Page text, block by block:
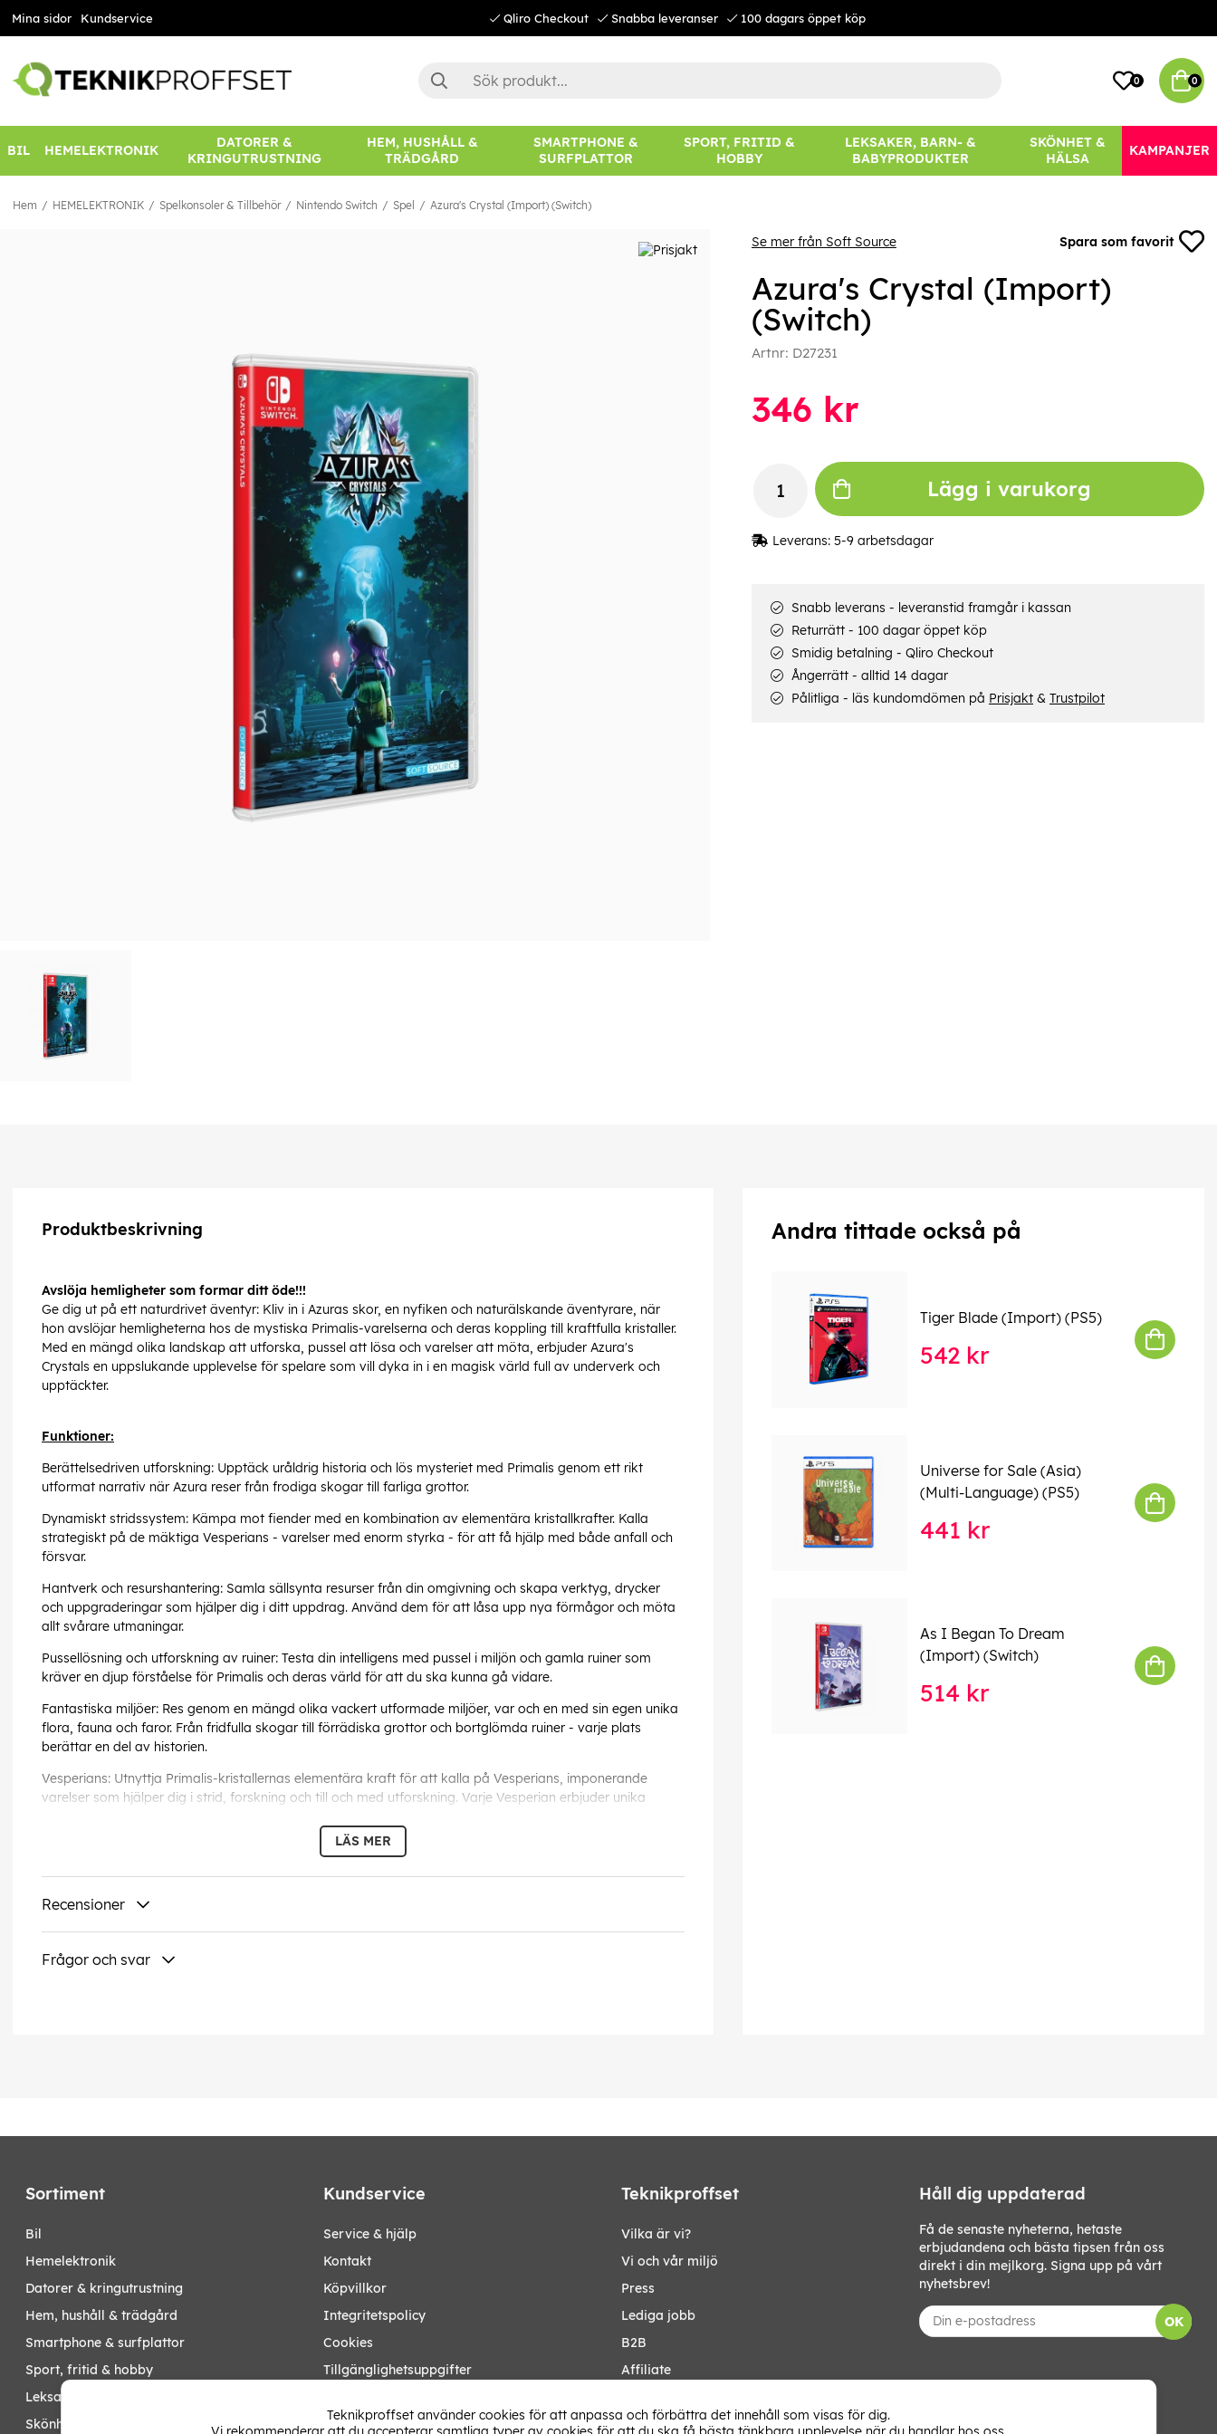
Mina sidor Kundservice Qliro Checkout Snabba leveranser 100 dagars öppet köp
0 0
BIL HEMELEKTRONIK
DATORER &
KRINGUTRUSTNING
HEM, HUSHÅLL &
TRÄDGÅRD
SMARTPHONE &
SURFPLATTOR
SPORT, FRITID &
HOBBY
LEKSAKER, BARN- &
BABYPRODUKTER
SKÖNHET &
HÄLSA
KAMPANJER
Hem HEMELEKTRONIK Spelkonsoler & Tillbehör Nintendo Switch Spel Azura's Crystal (Import) (Switch)
Se mer från Soft Source Spara som favorit
Azura's Crystal (Import)
(Switch)
Artnr: D27231
346 kr
Lägg i varukorg
Leverans: 5-9 arbetsdagar
Snabb leverans - leveranstid framgår i kassan
Returrätt - 100 dagar öppet köp
Smidig betalning - Qliro Checkout
Ångerrätt - alltid 14 dagar
Pålitliga - läs kundomdömen på Prisjakt& Trustpilot
Produktbeskrivning
Avslöja hemligheter som formar ditt öde!!!
Ge dig ut på ett naturdrivet äventyr: Kliv in i Azuras skor, en nyfiken och naturälskande äventyrare, när
hon avslöjar hemligheterna hos de mystiska Primalis-varelserna och deras koppling till kraftfulla kristaller.
Med en mängd olika landskap att utforska, pussel att lösa och varelser att möta, erbjuder Azura's
Crystals en uppslukande upplevelse för spelare som vill dyka in i en magisk värld full av underverk och
upptäckter.
Funktioner:
Berättelsedriven utforskning: Upptäck uråldrig historia och lös mysteriet med Primalis genom ett rikt
utformat narrativ när Azura reser från frodiga skogar till farliga grottor.
Dynamiskt stridssystem: Kämpa mot fiender med en kombination av elementära kristallkrafter. Kalla
strategiskt på de mäktiga Vesperians - varelser med enorm styrka - för att få hjälp med både anfall och
försvar.
Hantverk och resurshantering: Samla sällsynta resurser från din omgivning och skapa verktyg, drycker
och uppgraderingar som hjälper dig i ditt uppdrag. Använd dem för att låsa upp nya förmågor och möta
allt svårare utmaningar.
Pussellösning och utforskning av ruiner: Testa din intelligens med pussel i miljön och gamla ruiner som
kräver en djup förståelse för Primalis och deras värld för att du ska kunna gå vidare.
Fantastiska miljöer: Res genom en mängd olika vackert utformade miljöer, var och en med sin egen unika
flora, fauna och faror. Från fridfulla skogar till förrädiska grottor och bortglömda ruiner - varje plats
berättar en del av historien.
Vesperians: Utnyttja Primalis-kristallernas elementära kraft för att kalla på Vesperians, imponerande
varelser som hjälper dig i strid, forskning och till och med utforskning. Varje Vesperian erbjuder unika
8885021400006
EAN:
LÄS MER
Recensioner
Frågor och svar
Andra tittade också på
Tiger Blade (Import) (PS5)
542 kr
Universe for Sale (Asia)
(Multi-Language) (PS5)
441 kr
As I Began To Dream
(Import) (Switch)
514 kr
Sortiment
bil
hemelektronik
datorer & kringutrustning
hem, hushåll & trädgård
smartphone & surfplattor
sport, fritid & hobby
leksaker, barn- & babyprodukter
skönhet & hälsa
Kundservice
Service & hjälp
Kontakt
Köpvillkor
Integritetspolicy
Cookies
Tillgänglighetsuppgifter
Teknikproffset
Vilka är vi?
Vi och vår miljö
Press
Lediga jobb
B2B
Affiliate
Ändra Land
Håll dig uppdaterad
Få de senaste nyheterna, hetaste
erbjudandena och bästa tipsen från oss
direkt i din mejlkorg. Signa upp på vårt
nyhetsbrev!
OK
Teknikproffset använder cookies för att anpassa och förbättra det innehåll som visas för dig.